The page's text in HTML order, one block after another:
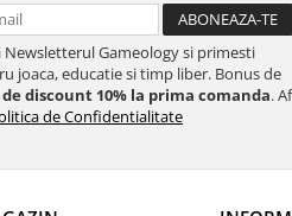
Newsletterul Gameology si primesti
joaca, educatie si timp liber. Bonus de
discount 10% la prima comanda.
de Confidentialitate